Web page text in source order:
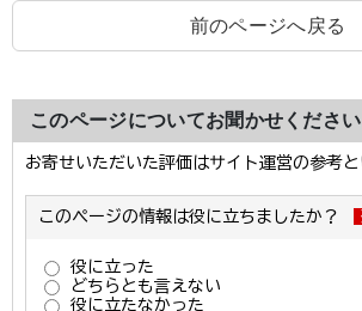
前のページへ戻る
このページについてお聞かせください